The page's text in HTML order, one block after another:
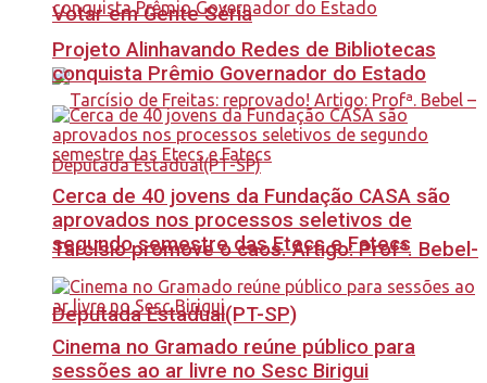
Votar em Gente Séria
Tarcísio promove o caos. Artigo: Profª. Bebel-
Deputada Estadual(PT-SP)
Projeto Alinhavando Redes de Bibliotecas
conquista Prêmio Governador do Estado
Cerca de 40 jovens da Fundação CASA são
aprovados nos processos seletivos de
segundo semestre das Etecs e Fatecs
Cinema no Gramado reúne público para
sessões ao ar livre no Sesc Birigui